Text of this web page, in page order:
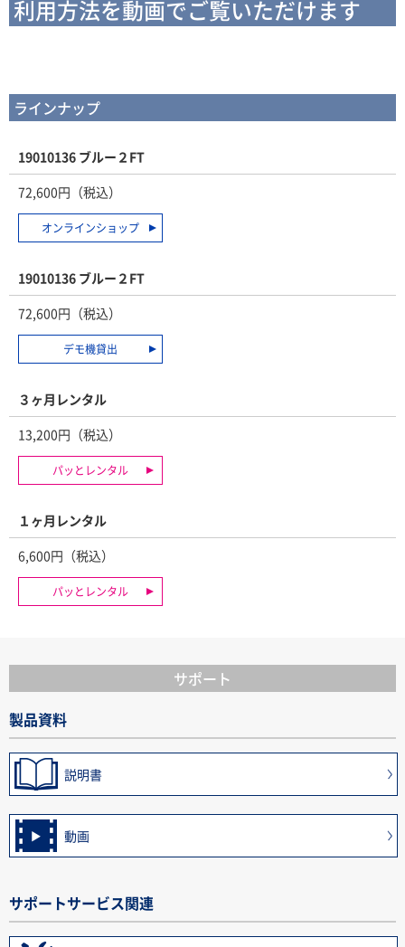
利用方法を動画でご覧いただけます
ラインナップ
19010136 ブルー２FT
72,600円（税込）
オンラインショップ
19010136 ブルー２FT
72,600円（税込）
デモ機貸出
３ヶ月レンタル
13,200円（税込）
パッとレンタル
１ヶ月レンタル
6,600円（税込）
パッとレンタル
サポート
製品資料
説明書
動画
サポートサービス関連